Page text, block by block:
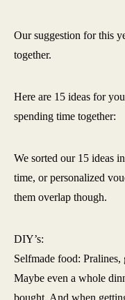
Our suggestion for this
together.
Here are 15 ideas for
spending time together:
We sorted our 15 ideas
time, or personalized
them overlap though.
DIY’s:
Selfmade food:
Maybe even a whole